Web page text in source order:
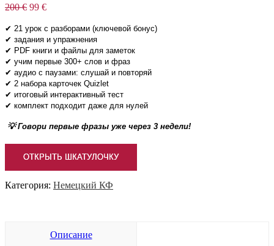
200€ Первоначальная
составляла
200 €.
99 €Текущая
99 €.
✔ 21 урок с разборами (ключевой бонус)
✔ задания и упражнения
✔ PDF книги и файлы для заметок
✔ учим первые 300+ слов и фраз
✔ аудио с паузами: слушай и повторяй
✔ 2 набора карточек Quizlet
✔ итоговый интерактивный тест
✔ комплект подходит даже для нулей
💡 Говори первые фразы уже через 3 недели!
ОТКРЫТЬ ШКАТУЛОЧКУ
Категория: Немецкий КФ
Описание